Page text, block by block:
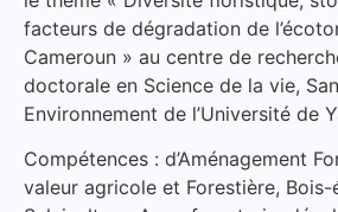
facteurs de dégradation de
Cameroun » au centre de
doctorale en Science de la vie,
Environnement de l’Université de
Compétences : d’Aménagement
valeur agricole et Forestière, Bois-